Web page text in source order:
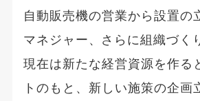
自動販売機の営業から設置の
マネジャー、さらに組織づく
現在は新たな経営資源を作る
トのもと、新しい施策の企画